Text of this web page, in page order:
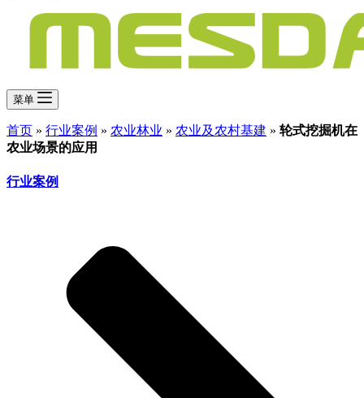
菜单
首页 » 行业案例 » 农业林业 » 农业及农村基建 » 轮式挖掘机在
农业场景的应用
行业案例